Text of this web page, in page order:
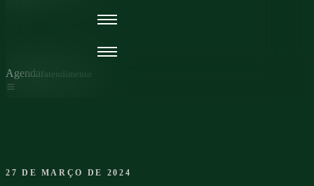
Agendaratendimento
27 DE MARÇO DE 2024